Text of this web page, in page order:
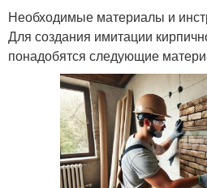
Необходимые материалы и
Для создания имитации
понадобятся следующие